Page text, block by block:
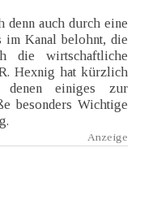
denn auch durch eine
im Kanal belohnt, die
die wirtschaftliche
Hexnig hat kürzlich
denen einiges zur
besonders Wichtige